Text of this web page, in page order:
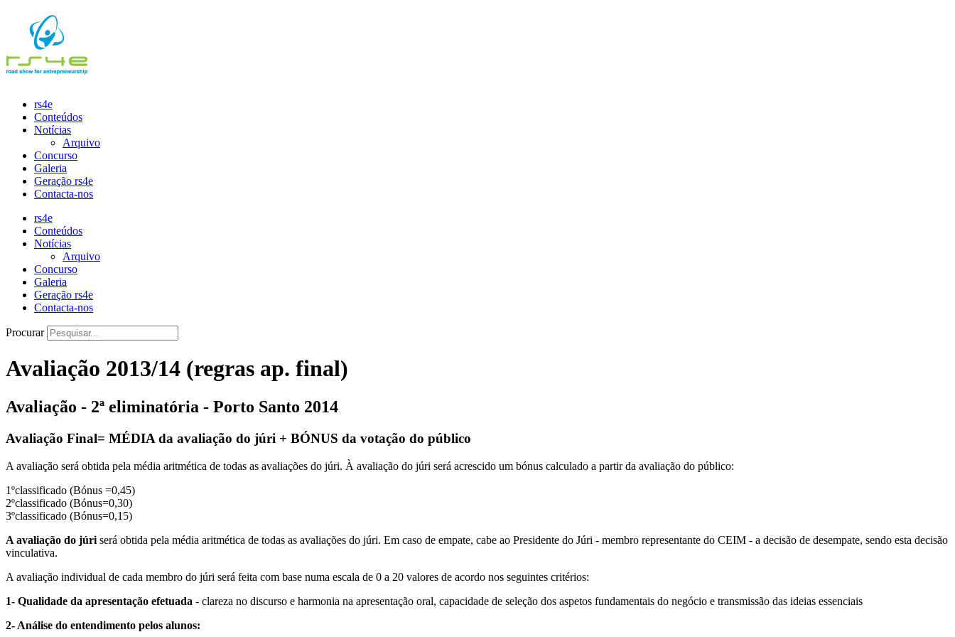
conteúdo
rs4e
Conteúdos
Notícias
Arquivo
Concurso
Galeria
Geração rs4e
Contacta-nos
rs4e
Conteúdos
Notícias
Arquivo
Concurso
Galeria
Geração rs4e
Contacta-nos
Procurar
Avaliação 2013/14 (regras ap. final)
Avaliação - 2ª eliminatória - Porto Santo 2014
Avaliação Final= MÉDIA da avaliação do júri + BÓNUS da votação do público
A avaliação será obtida pela média aritmética de todas as avaliações do júri. À avaliação do júri será acrescido um bónus calculado a partir da avaliação do público:
1ºclassificado (Bónus =0,45)
2ºclassificado (Bónus=0,30)
3ºclassificado (Bónus=0,15)
A avaliação do júri será obtida pela média aritmética de todas as avaliações do júri. Em caso de empate, cabe ao Presidente do Júri - membro representante do CEIM - a decisão de desempate, sendo esta decisão
vinculativa.
A avaliação individual de cada membro do júri será feita com base numa escala de 0 a 20 valores de acordo nos seguintes critérios:
1- Qualidade da apresentação efetuada - clareza no discurso e harmonia na apresentação oral, capacidade de seleção dos aspetos fundamentais do negócio e transmissão das ideias essenciais
2- Análise do entendimento pelos alunos: